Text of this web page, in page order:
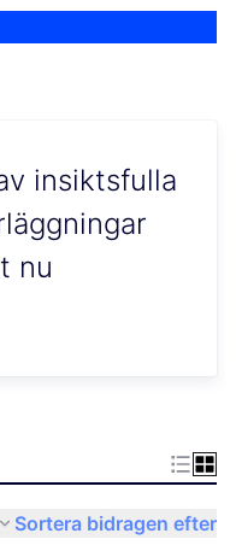
insiktsfulla
nu
Sortera bidragen efter